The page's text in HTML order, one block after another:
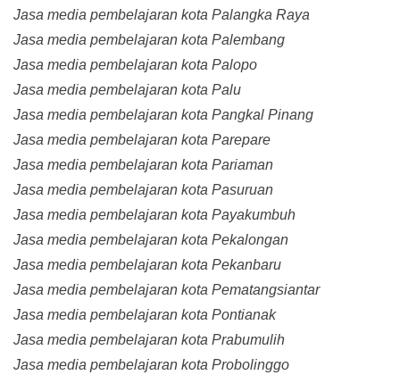
Jasa media pembelajaran kota Palangka Raya
Jasa media pembelajaran kota Palembang
Jasa media pembelajaran kota Palopo
Jasa media pembelajaran kota Palu
Jasa media pembelajaran kota Pangkal Pinang
Jasa media pembelajaran kota Parepare
Jasa media pembelajaran kota Pariaman
Jasa media pembelajaran kota Pasuruan
Jasa media pembelajaran kota Payakumbuh
Jasa media pembelajaran kota Pekalongan
Jasa media pembelajaran kota Pekanbaru
Jasa media pembelajaran kota Pematangsiantar
Jasa media pembelajaran kota Pontianak
Jasa media pembelajaran kota Prabumulih
Jasa media pembelajaran kota Probolinggo